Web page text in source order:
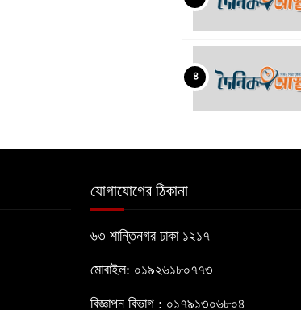
৪
৬
যোগাযোগের ঠিকানা
৬৩ শান্তিনগর ঢাকা ১২১৭
মোবাইল: ০১৯২৬১৮০৭৭৩
বিজ্ঞাপন বিভাগ : ০১৭৯১৩০৬৮০৪